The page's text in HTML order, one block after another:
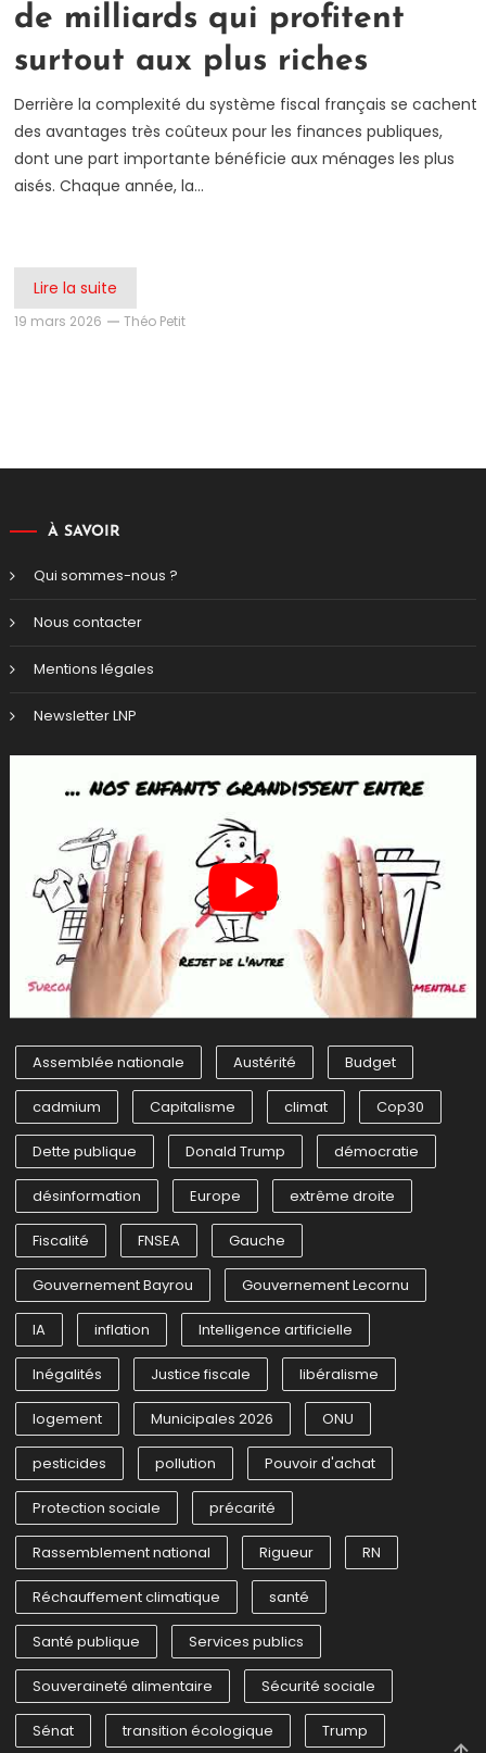
de milliards qui profitent
surtout aux plus riches
Derrière la complexité du système fiscal français se cachent
des avantages très coûteux pour les finances publiques,
dont une part importante bénéficie aux ménages les plus
aisés. Chaque année, la…
Lire la suite
19 mars 2026 Théo Petit
À SAVOIR
Qui sommes-nous ?
Nous contacter
Mentions légales
Newsletter LNP
Assemblée nationale Austérité Budget
cadmium Capitalisme climat Cop30
Dette publique Donald Trump démocratie
désinformation Europe extrême droite
Fiscalité FNSEA Gauche
Gouvernement Bayrou Gouvernement Lecornu
IA inflation Intelligence artificielle
Inégalités Justice fiscale libéralisme
logement Municipales 2026 ONU
pesticides pollution Pouvoir d'achat
Protection sociale précarité
Rassemblement national Rigueur RN
Réchauffement climatique santé
Santé publique Services publics
Souveraineté alimentaire Sécurité sociale
Sénat transition écologique Trump